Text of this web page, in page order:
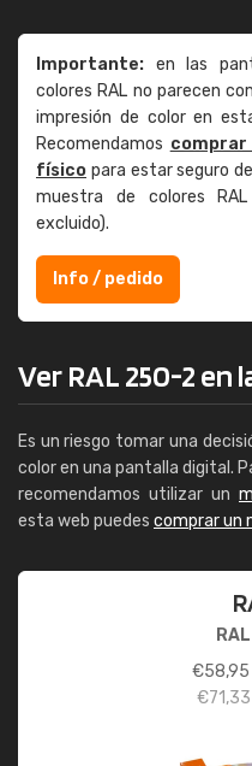
Importante: en las
colores RAL no parecen
impresión de color en
Recomendamos comprar
físico para estar seguro
muestra de colores RAL
excluido).
Info / pedido
Ver RAL 250-2 en
Es un riesgo tomar una
color en una pantalla digital.
recomendamos utilizar un
esta web puedes comprar un
€58,95
€71,33